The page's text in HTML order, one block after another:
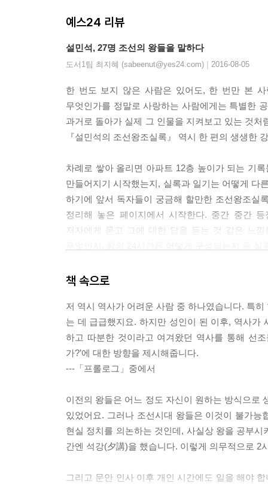
예스24 리뷰
설민석, 27명 조선의 왕들을 말하다
도서1팀 최지혜 (sabeenut@yes24.com) | 2016-08-05
한 번도 보지 않은 사람은 있어도, 한 번만 본
무엇인가를 정말로 사랑하는 사람에게는 특별한
과거로 돌아가 실제 그 인물을 지켜보고 있는 것처
『설민석의 조선왕조실록』 역시 한 편의 생생한
차례로 쌓아 올리면 아파트 12층 높이가 되는 기
만들어지기 시작했는지, 실록과 일기는 어떻게 다
하기에 앞서 독자들이 궁금해 할만한 조선왕조실
정리해 놓은 페이지에서 시작한다. 중간 중간
저자에게 묻고 그에 대한 답을 듣는 것 같은 느
태조는 ‘이빨 빠진’ 호랑이로, 또 세종은 ‘위대
책 속으로
저 역시 역사가 어려운 사람 중 하나였습니다. 특
는 데 급급했지요. 하지만 성인이 된 이후, 역사가
하고 따분한 것이라고 여겨왔던 역사를 통해 선
가?’에 대한 방향을 제시해줍니다.
---「프롤로그」중에서
이전의 왕들은 어느 정도 자신이 원하는 방식으로
있었어요. 그러나 조선시대 왕들은 이것이 불가
현실 정치를 의논하는 것인데, 사실상 왕을 공부
간엔 석강(夕講)을 했습니다. 이렇게 의무적으로 2
그리고 문안 인사 이후 개인 시간에도 일을 해야